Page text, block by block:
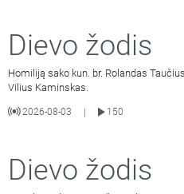
Dievo žodis
Homiliją sako kun. br. Rolandas
Vilius Kaminskas.
2026-08-03 |
150
Dievo žodis